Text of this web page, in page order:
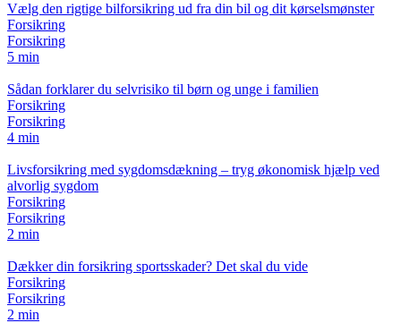
Vælg den rigtige bilforsikring ud fra din bil og dit kørselsmønster
Forsikring
Forsikring
5 min
Sådan forklarer du selvrisiko til børn og unge i familien
Forsikring
Forsikring
4 min
Livsforsikring med sygdomsdækning – tryg økonomisk hjælp ved
alvorlig sygdom
Forsikring
Forsikring
2 min
Dækker din forsikring sportsskader? Det skal du vide
Forsikring
Forsikring
2 min